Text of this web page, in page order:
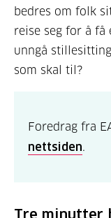
bedres om folk
reise seg for å få
unngå
som skal til?
Foredrag fra
nettsiden.
Tre minutter